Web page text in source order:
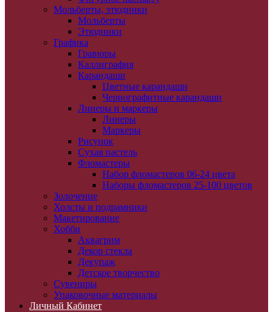
Мольберты, этюдники
Мольберты
Этюдники
Графика
Гравюры
Каллиграфия
Карандаши
Цветные карандаши
Чернографитные карандаши
Линеры и маркеры
Линеры
Маркеры
Рисунок
Сухая пастель
Фломастеры
Набор фломастеров 06-24 цвета
Наборы фломастеров 25-100 цветов
Золочение
Холсты и подрамники
Макетирование
Хобби
Аквагрим
Декор стекла
Декупаж
Детское творчество
Сувениры
Упаковочные материалы
Личный Кабинет